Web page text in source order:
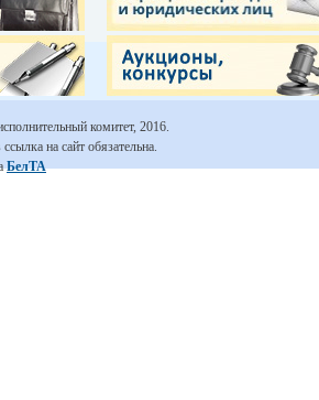
комитет, 2016.
на сайт обязательна.
БелТА